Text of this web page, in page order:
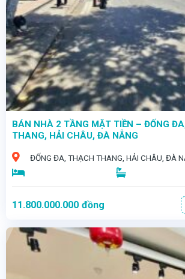
BÁN NHÀ 2 TẦNG MẶT TIỀN – ĐỐNG
THANG, HẢI CHÂU, ĐÀ NẴNG
ĐỐNG ĐA, THẠCH THANG, HẢI CHÂU, ĐÀ
11.800.000.000 đồng